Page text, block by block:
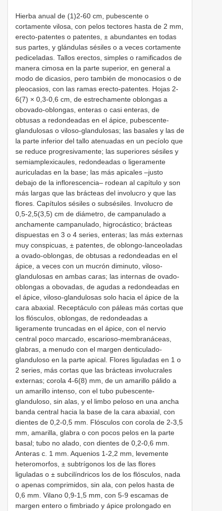
Hierba anual de (1)2-60 cm, pubescente o
cortamente vilosa, con pelos tectores hasta de 2 mm,
erecto-patentes o patentes, ± abundantes en todas
sus partes, y glándulas sésiles o a veces cortamente
pediceladas. Tallos erectos, simples o ramificados de
manera cimosa en la parte superior, en general a
modo de dicasios, pero también de monocasios o de
pleocasios, con las ramas erecto-patentes. Hojas 2-
6(7) × 0,3-0,6 cm, de estrechamente oblongas a
obovado-oblongas, enteras o casi enteras, de
obtusas a redondeadas en el ápice, pubescente-
glandulosas o viloso-glandulosas; las basales y las de
la parte inferior del tallo atenuadas en un pecíolo que
se reduce progresivamente; las superiores sésiles y
semiamplexicaules, redondeadas o ligeramente
auriculadas en la base; las más apicales –justo
debajo de la inflorescencia– rodean al capítulo y son
más largas que las brácteas del involucro y que las
flores. Capítulos sésiles o subsésiles. Involucro de
0,5-2,5(3,5) cm de diámetro, de campanulado a
anchamente campanulado, higrocástico; brácteas
dispuestas en 3 o 4 series, enteras; las más externas
muy conspicuas, ± patentes, de oblongo-lanceoladas
a ovado-oblongas, de obtusas a redondeadas en el
ápice, a veces con un mucrón diminuto, viloso-
glandulosas en ambas caras; las internas de ovado-
oblongas a obovadas, de agudas a redondeadas en
el ápice, viloso-glandulosas solo hacia el ápice de la
cara abaxial. Receptáculo con páleas más cortas que
los flósculos, oblongas, de redondeadas a
ligeramente truncadas en el ápice, con el nervio
central poco marcado, escarioso-membranáceas,
glabras, a menudo con el margen denticulado-
glanduloso en la parte apical. Flores liguladas en 1 o
2 series, más cortas que las brácteas involucrales
externas; corola 4-6(8) mm, de un amarillo pálido a
un amarillo intenso, con el tubo pubescente-
glanduloso, sin alas, y el limbo peloso en una ancha
banda central hacia la base de la cara abaxial, con
dientes de 0,2-0,5 mm. Flósculos con corola de 2-3,5
mm, amarilla, glabra o con pocos pelos en la parte
basal; tubo no alado, con dientes de 0,2-0,6 mm.
Anteras c. 1 mm. Aquenios 1-2,2 mm, levemente
heteromorfos, ± subtrígonos los de las flores
liguladas o ± subcilíndricos los de los flósculos, nada
o apenas comprimidos, sin ala, con pelos hasta de
0,6 mm. Vilano 0,9-1,5 mm, con 5-9 escamas de
margen entero o fimbriado y ápice prolongado en